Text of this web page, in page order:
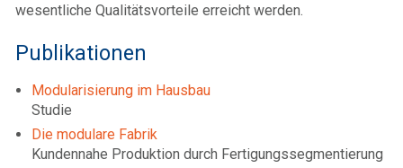
wesentliche Qualitätsvorteile erreicht werden.
Publikationen
Modularisierung im Hausbau
Studie
Die modulare Fabrik
Kundennahe Produktion durch Fertigungssegmentierung